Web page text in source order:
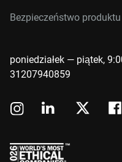
Bezpieczeństwo produktu
poniedziałek — piątek,
31207940859